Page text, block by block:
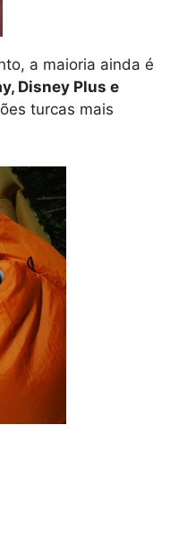
a maioria ainda é
Disney Plus e
turcas mais